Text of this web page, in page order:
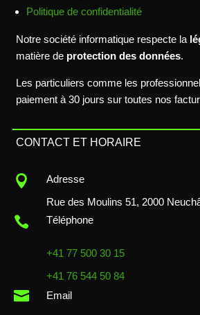
Politique de confidentialité
Notre société informatique respecte la
matière de protection des données.
Les particuliers comme les
paiement à 30 jours sur toutes nos
CONTACT ET HORAIRE

Adresse
Rue des Moulins 51, 2000
 Téléphone
+41 77 500 30 15
+41 76 544 50 84
 Email